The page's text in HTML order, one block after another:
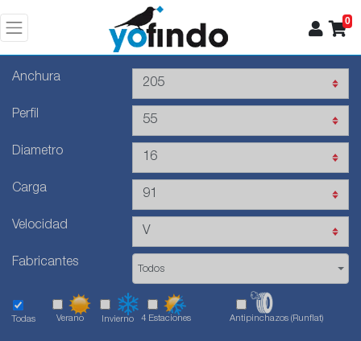
0
Anchura
Perfil
Diametro
Carga
Velocidad
Fabricantes
Todos
Todas Verano Invierno 4 Estaciones Antipinchazos (Runflat)